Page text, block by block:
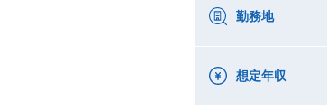
勤務地
想定年収